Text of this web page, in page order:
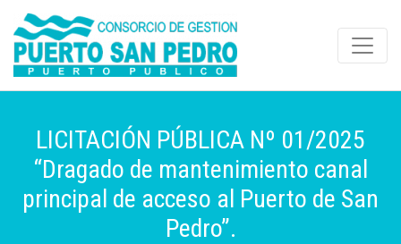
LICITACIÓN PÚBLICA Nº 01/2025
“Dragado de mantenimiento canal
principal de acceso al Puerto de San
Pedro”.